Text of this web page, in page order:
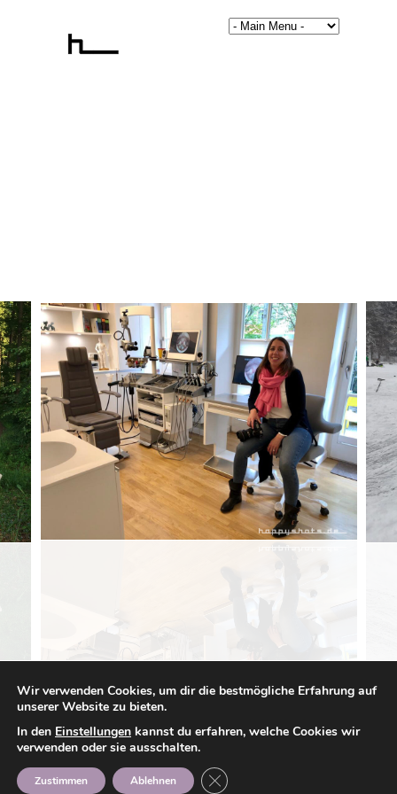
Wir verwenden Cookies, um dir die bestmögliche Erfahrung auf
unserer Website zu bieten.
In den Einstellungen kannst du erfahren, welche Cookies wir
verwenden oder sie ausschalten.
Zustimmen Ablehnen GDPR Cookie-Banner schließen